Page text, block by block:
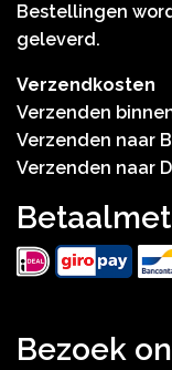
Bestellingen
geleverd.
Verzendkosten
Verzenden
Verzenden naar
Verzenden naar
Bezoek